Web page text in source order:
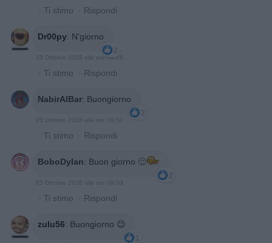
· Ti stimo · Rispondi
Dr00py: N'giorno
2
25 Ottobre 2018 alle ore 08:38
· Ti stimo · Rispondi
NabirAlBar: Buongiorno
2
· Ti stimo · Rispondi
BoboDylan: Buon giorno 🙂
2
· Ti stimo · Rispondi
zulu56: Buongiorno 😊
1